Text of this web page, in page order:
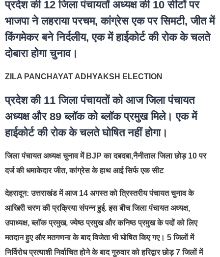
प्रदेश की 12 जिला पंचायतों अध्यक्ष की 10 सीटों पर
भाजपा ने लहराया परचम, कांग्रेस एक पर सिमटी, जीत में
किंगमेकर बने निर्दलीय, एक में हाईकोर्ट की रोक के चलते
दोबारा होगा चुनाव।
ZILA PANCHAYAT ADHYAKSH ELECTION
प्रदेश की 11 जिला पंचायतों को आज जिला पंचायत
अध्यक्ष और 89 ब्लॉक को ब्लॉक प्रमुख मिले। एक में
हाईकोर्ट की रोक के चलते घोषित नहीं होगा।
जिला पंचायत अध्यक्ष चुनाव में BJP का दबदबा,नैनीताल जिला छोड़ 10 पर
दर्ज की धमाकेदार जीत, कांग्रेस के हाथ आई सिर्फ एक सीट
देहरादून: उत्तराखंड में आज 14 अगस्त को त्रिस्तरीय पंचायत चुनाव के
आखिरी चरण की प्रक्रिया संपन्न हुई. इस बीच जिला पंचायत अध्यक्ष,
उपाध्यक्ष, ब्लॉक प्रमुख, ज्येष्ठ प्रमुख और कनिष्ठ प्रमुख के पदों को लिए
मतदान हुए और मतगणना के बाद विजेता भी घोषित किए गए। 5 जिलों में
निर्विरोध प्रत्याशी निर्वाचित होने के बाद गुरुवार को हरिद्वार छोड़ 7 जिलों में